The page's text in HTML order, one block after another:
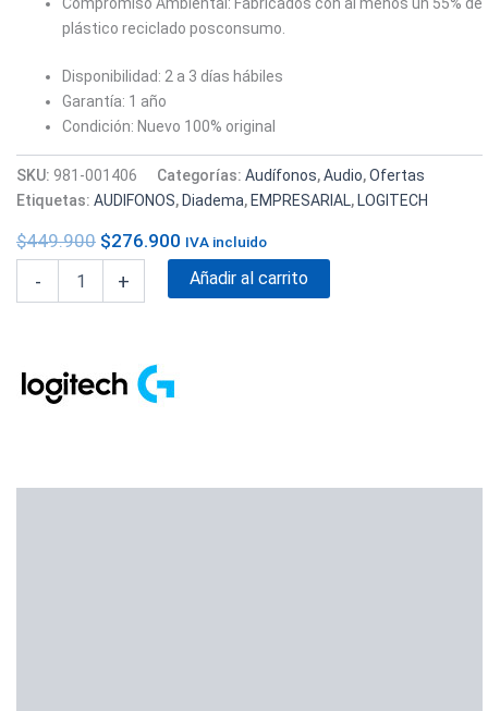
plástico reciclado posconsumo.
Disponibilidad: 2 a 3 días hábiles
Garantía: 1 año
Condición: Nuevo 100% original
SKU: 981-001406 Categorías: Audífonos,Audio,Ofertas
Etiquetas: AUDIFONOS, Diadema, EMPRESARIAL, LOGITECH
$449.900 $276.900 IVA incluido
- + Añadir al carrito